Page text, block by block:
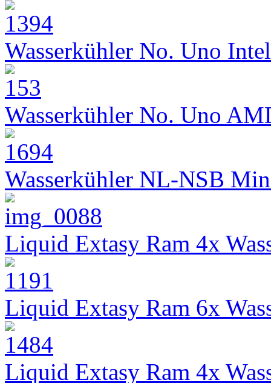
Wasserkühler No. Uno Intel
Wasserkühler No. Uno
Wasserkühler NL-NSB
Liquid Extasy Ram 4x
Liquid Extasy Ram 6x
Liquid Extasy Ram 4x